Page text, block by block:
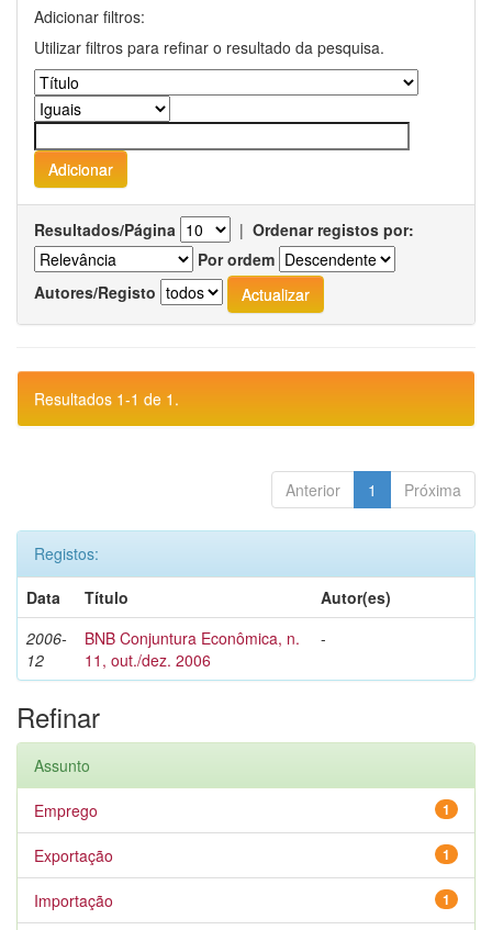
Adicionar filtros:
Utilizar filtros para refinar o resultado da pesquisa.
Resultados/Página | Ordenar registos por:
Por ordem
Autores/Registo
Resultados 1-1 de 1.
Anterior 1 Próxima
Registos:
Data
Título
Autor(es)
2006-
12
BNB Conjuntura Econômica, n.
11, out./dez. 2006
-
Refinar
Assunto
1
Emprego
1
Exportação
1
Importação